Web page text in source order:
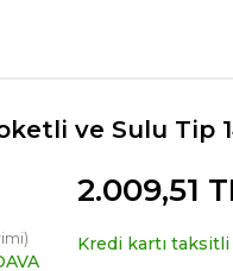
ve Sulu Tip
2.009,51
Kredi kartı